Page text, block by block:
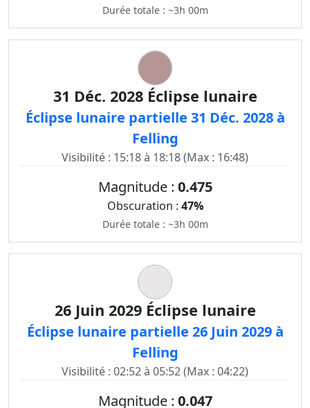
Durée totale : ~3h 00m
31 Déc. 2028 Éclipse lunaire
Éclipse lunaire partielle 31 Déc. 2028 à
Felling
Visibilité : 15:18 à 18:18 (Max : 16:48)
Magnitude : 0.475
Obscuration : 47%
Durée totale : ~3h 00m
26 Juin 2029 Éclipse lunaire
Éclipse lunaire partielle 26 Juin 2029 à
Felling
Visibilité : 02:52 à 05:52 (Max : 04:22)
Magnitude : 0.047